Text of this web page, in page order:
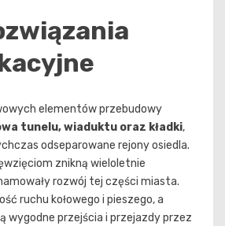
elementów przebudowy
tunelu, wiaduktu oraz kładki,
odseparowane rejony osiedla.
znikną wieloletnie
rozwój tej części miasta.
ruchu kołowego i pieszego, a
wygodne przejścia i przejazdy przez